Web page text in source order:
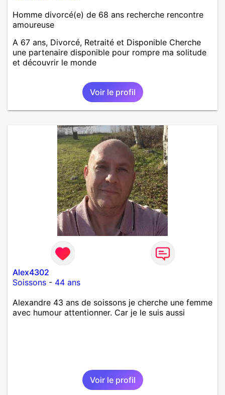
Homme divorcé(e) de 68 ans recherche rencontre
amoureuse
A 67 ans, Divorcé, Retraité et Disponible Cherche
une partenaire disponible pour rompre ma solitude
et découvrir le monde
Voir le profil
Alex4302
Soissons - 44 ans
Alexandre 43 ans de soissons je cherche une femme
avec humour attentionner. Car je le suis aussi
Voir le profil